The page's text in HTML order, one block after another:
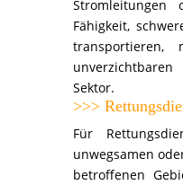
Stromleitungen
Fähigkeit,
Sektor.
>>>
Für
unwegsamen
betroffenen